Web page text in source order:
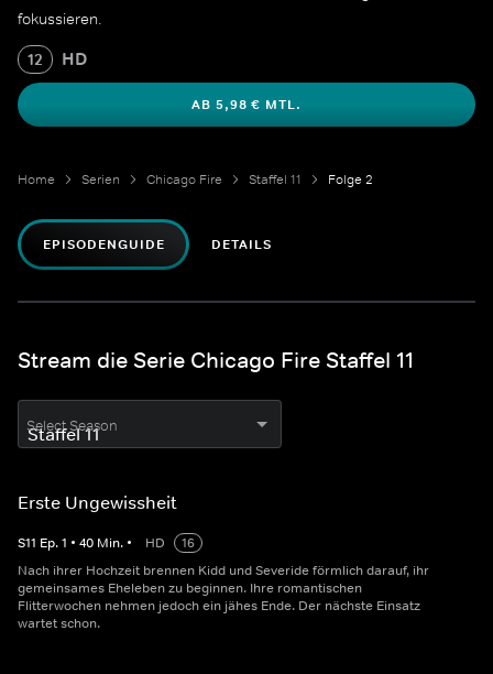
fokussieren.
12 HD
AB 5,98 € MTL.
Home Serien Chicago Fire Staffel 11 Folge 2
EPISODENGUIDE DETAILS
Stream die Serie Chicago Fire Staffel 11
Select Season
Erste Ungewissheit
S11 Ep.1 • 40 Min. • HD
16
Nach ihrer Hochzeit brennen Kidd und Severide förmlich darauf, ihr
gemeinsames Eheleben zu beginnen. Ihre romantischen
Flitterwochen nehmen jedoch ein jähes Ende. Der nächste Einsatz
wartet schon.